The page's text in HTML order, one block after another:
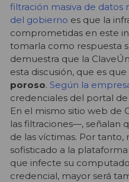
filtración masiva de datos
del gobierno es que la
comprometidas en este
tomarla como respuesta
demuestra que la
esta discusión, que es que
poroso. Según la
credenciales del portal
En el mismo sitio web de
las filtraciones—, señalan
de las víctimas. Por
sofisticado a la
que infecte su
credencial, mayor será